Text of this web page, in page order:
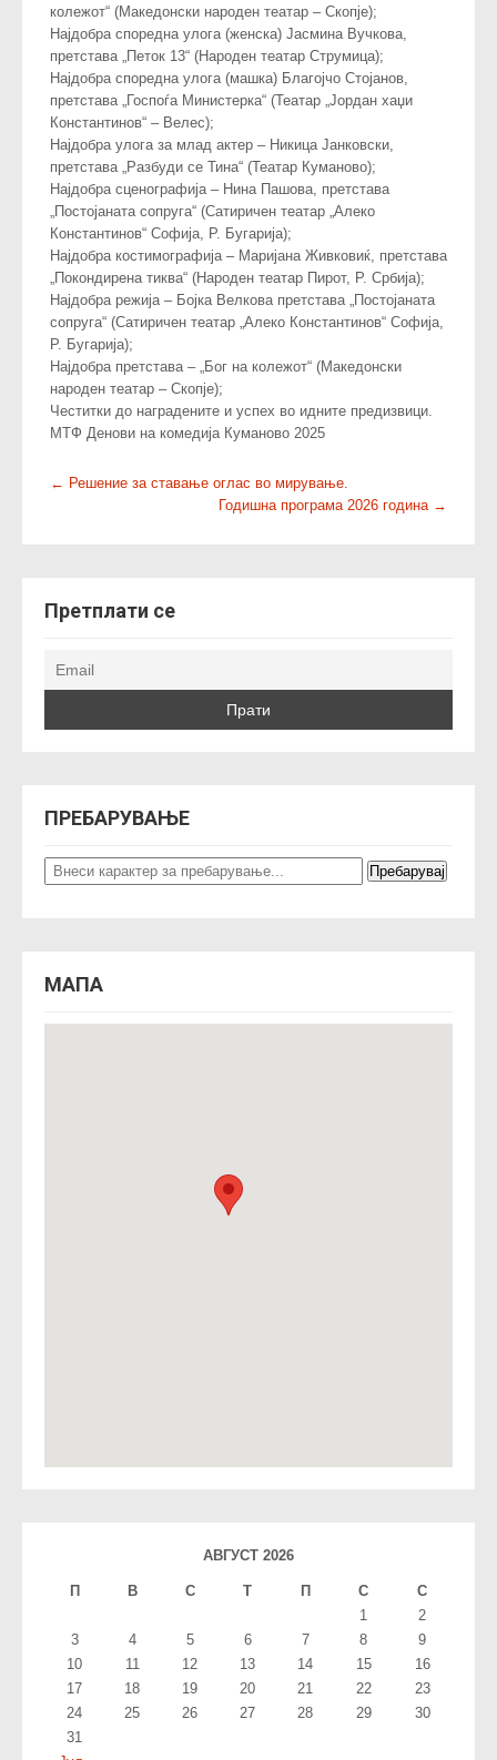
колежот“ (Македонски народен театар – Скопје);
Најдобра споредна улога (женска) Јасмина Вучкова,
претстава „Петок 13“ (Народен театар Струмица);
Најдобра споредна улога (машка) Благојчо Стојанов,
претстава „Госпоѓа Министерка“ (Театар „Јордан хаџи
Константинов“ – Велес);
Најдобра улога за млад актер – Никица Јанковски,
претстава „Разбуди се Тина“ (Театар Куманово);
Најдобра сценографија – Нина Пашова, претстава
„Постојаната сопруга“ (Сатиричен театар „Алеко
Константинов“ Софија, Р. Бугарија);
Најдобра костимографија – Маријана Живковиќ, претстава
„Покондирена тиква“ (Народен театар Пирот, Р. Србија);
Најдобра режија – Бојка Велкова претстава „Постојаната
сопруга“ (Сатиричен театар „Алеко Константинов“ Софија,
Р. Бугарија);
Најдобра претстава – „Бог на колежот“ (Македонски
народен театар – Скопје);
Честитки до наградените и успех во идните предизвици.
МТФ Денови на комедија Куманово 2025
P
n
a
a
o
← Решение за ставање оглас во мирување.
Годишна програма 2026 година →
Претплати се
ПРЕБАРУВАЊЕ
МАПА
АВГУСТ 2026
П В С T П С С
1
2
3
4 5 6 7 8
9
10
11 12 13 14 15
16
17
18 19 20 21 22
23
24
25 26 27 28 29
30
31